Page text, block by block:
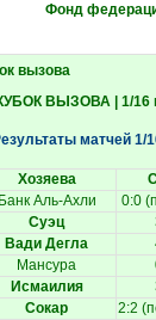
Фонд
вызова
ВЫЗОВА | 1/16
матчей 1/
Хозяева
Банк Аль-Ахли
0:0
Суэц
Вади Дегла
Мансура
Исмаилия
Сокар
2:2